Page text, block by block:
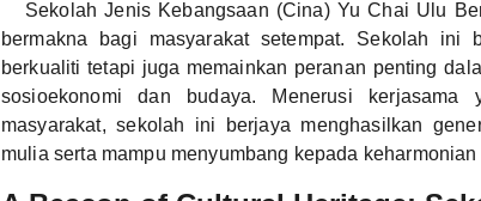
Sekolah Jenis Kebangsaan (Cina) Yu Chai Ulu
bermakna bagi masyarakat setempat. Sekolah ini
berkualiti tetapi juga memainkan peranan penting
sosioekonomi dan budaya. Menerusi
masyarakat, sekolah ini berjaya menghasilkan
mulia serta mampu menyumbang kepada